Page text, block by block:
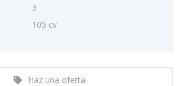
3
105 cv
Haz una oferta